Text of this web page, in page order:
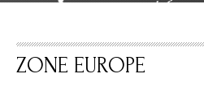
ZONE EUROPE